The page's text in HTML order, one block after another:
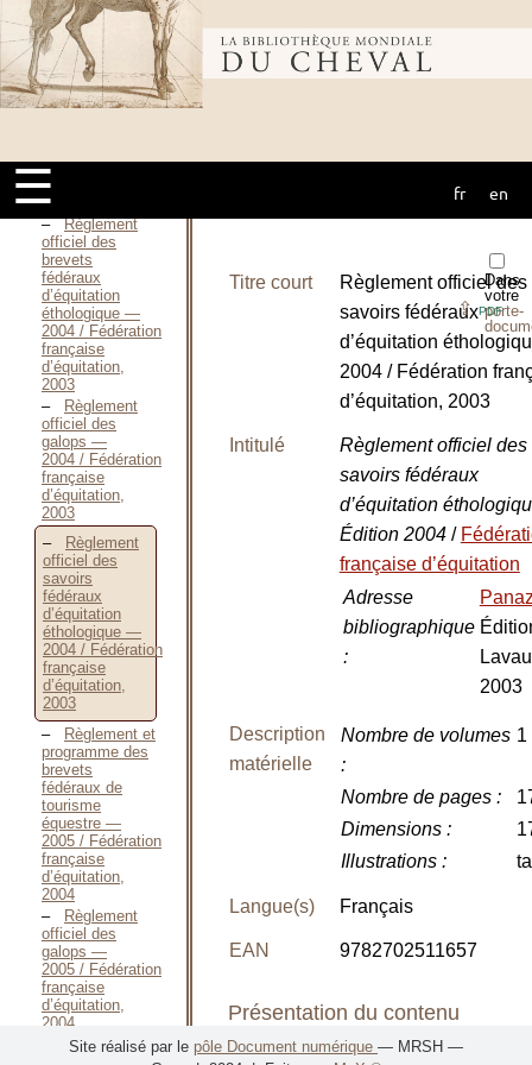
Bibliothèque
mondiale du
cheval
☰ fr en
2002
Règlement et
programme des
brevets
fédéraux de
tourisme
française
d’équitation,
2003
Règlement
officiel des
brevets
fédéraux
d’équitation
éthologique —
2004 / Fédération
française
d’équitation,
2003
Règlement
officiel des
galops —
2004 / Fédération
française
d’équitation,
2003
Règlement
officiel des
savoirs
fédéraux
d’équitation
éthologique —
2004 / Fédération
française
d’équitation,
2003
Règlement et
programme des
brevets
fédéraux de
tourisme
équestre —
2005 / Fédération
française
d’équitation,
2004
Règlement
officiel des
galops —
2005 / Fédération
française
d’équitation,
2004
Être cavalier
Dans
votre
porte-
⇪PDF
Titre court
Règlement officiel des
savoirs fédéraux
d’équitation
2004 / Fédération
d’équitation, 2003
Intitulé
Règlement officiel des
savoirs fédéraux
d’équitation
Édition 2004 /
française d’équitation
Adresse
bibliographique
:
2003
Description
matérielle
Nombre de volumes
:
1
Nombre de pages:
Dimensions:
Illustrations:
Langue(s) Français
EAN 9782702511657
Présentation du contenu
Site réalisé par le pôle Document numérique — MRSH —